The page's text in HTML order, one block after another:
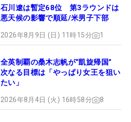
石川遼は暫定68位 第3ラウンドは
悪天候の影響で順延/米男子下部
2026年8月9日 (日) 11時15分 1
全英制覇の桑木志帆が“凱旋帰国”
次なる目標は「やっぱり女王を狙い
たい」
2026年8月4日 (火) 16時58分 8